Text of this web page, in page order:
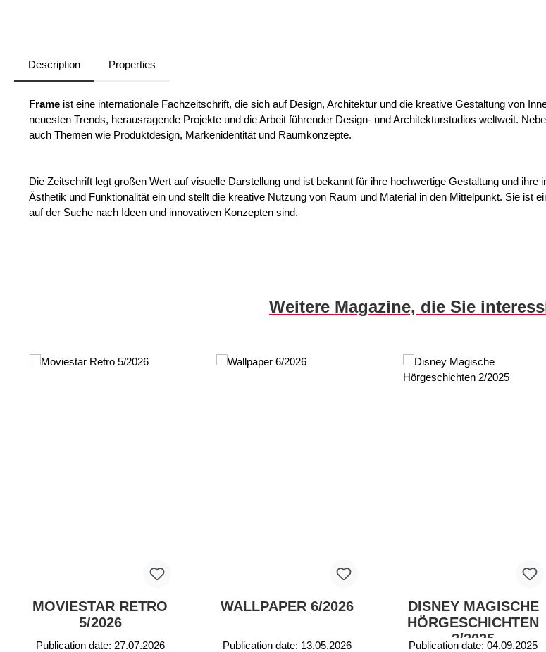
Description Properties
Frame ist eine internationale Fachzeitschrift, die sich auf Design, Architektur und die kreative Gestaltung von
neuesten Trends, herausragende Projekte und die Arbeit führender Design- und Architekturstudios weltweit.
auch Themen wie Produktdesign, Markenidentität und Raumkonzepte.
Die Zeitschrift legt großen Wert auf visuelle Darstellung und ist bekannt für ihre hochwertige Gestaltung und
Ästhetik und Funktionalität ein und stellt die kreative Nutzung von Raum und Material in den Mittelpunkt. Sie ist
auf der Suche nach Ideen und innovativen Konzepten sind.
Weitere Magazine, die Sie
MOVIESTAR RETRO
5/2026
Publication date: 27.07.2026
WALLPAPER 6/2026
Publication date: 13.05.2026
DISNEY MAGISCHE
HÖRGESCHICHTEN
2/2025
Publication date: 04.09.2025